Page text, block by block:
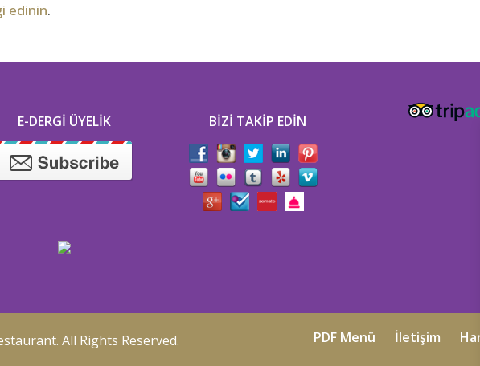
edinin.
E-DERGI ÜYELIK BIZI TAKIP EDIN
PDF Menü İletişim
. All Rights Reserved.